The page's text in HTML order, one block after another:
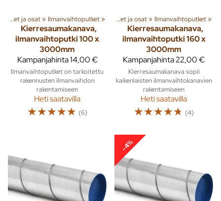
Ilmanvaihtoputket ja osat‪» Ilmanvaihtoputket‪»
Kierresaumakanava,
ilmanvaihtoputki 100 x
3000mm
Kampanjahinta14,00 €
Ilmanvaihtoputket on tarkoitettu
rakennusten ilmanvaihdon
rakentamiseen
Heti saatavilla
☆☆☆☆☆ (6)
Rakenna ‪»Ilmanvaihto‪» Ilmanvaihtoputket ja osat‪» Ilmanvaihtoputket‪»
Kierresaumakanava,
ilmanvaihtoputki 160 x
3000mm
Kampanjahinta22,00 €
Kierresaumakanava sopii
kaikenlaisten ilmanvaihtokanavien
rakentamiseen
Heti saatavilla
☆☆☆☆☆ (4)
-4%